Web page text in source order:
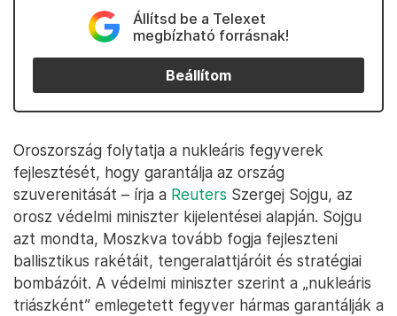
Állítsd be a Telexet
megbízható forrásnak!
Beállítom
Oroszország folytatja a nukleáris fegyverek
fejlesztését, hogy garantálja az ország
szuverenitását – írja a Reuters Szergej Sojgu, az
orosz védelmi miniszter kijelentései alapján. Sojgu
azt mondta, Moszkva tovább fogja fejleszteni
ballisztikus rakétáit, tengeralattjáróit és stratégiai
bombázóit. A védelmi miniszter szerint a „nukleáris
triászként” emlegetett fegyver hármas garantálják a